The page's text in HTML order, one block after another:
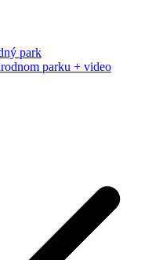
park
parku + video